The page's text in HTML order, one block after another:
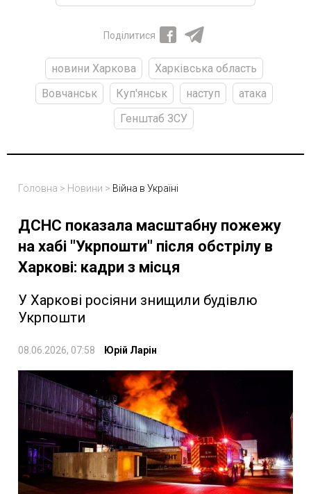
Поділитися
новини Харкова
Харківська область
Вовчанськ
Куп'янськ наступ
атака
Генштаб ЗСУ
Головна > Новини > Війна в Україні
ДСНС показала масштабну пожежу
на хабі "Укрпошти" після обстрілу в
Харкові: кадри з місця
У Харкові росіяни знищили будівлю
Укрпошти
08.06.2026, 07:58 Юрій Ларін